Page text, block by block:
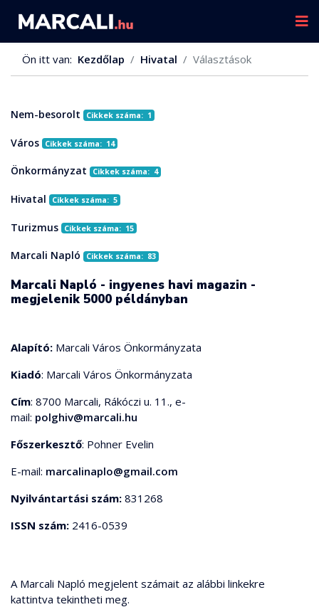
Ön itt van: Kezdőlap Hivatal Választások
Nem-besorolt Cikkek száma: 1
Város Cikkek száma: 14
Önkormányzat Cikkek száma: 4
Hivatal Cikkek száma: 5
Turizmus Cikkek száma: 15
Marcali Napló Cikkek száma: 83
Marcali Napló - ingyenes havi magazin -
megjelenik 5000 példányban
Alapító: Marcali Város Önkormányzata
Kiadó: Marcali Város Önkormányzata
Cím: 8700 Marcali, Rákóczi u. 11., e-
mail: polghiv@marcali.hu
Főszerkesztő: Pohner Evelin
E-mail: marcalinaplo@gmail.com
Nyilvántartási szám: 831268
ISSN szám: 2416-0539
A Marcali Napló megjelent számait az alábbi linkekre
kattintva tekintheti meg.